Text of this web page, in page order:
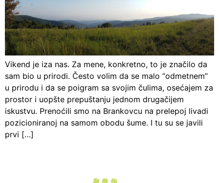
Vikend je iza nas. Za mene, konkretno, to je značilo da
sam bio u prirodi. Često volim da se malo “odmetnem”
u prirodu i da se poigram sa svojim čulima, osećajem za
prostor i uopšte prepuštanju jednom drugačijem
iskustvu. Prenoćili smo na Brankovcu na prelepoj livadi
pozicioniranoj na samom obodu šume. I tu su se javili
prvi […]